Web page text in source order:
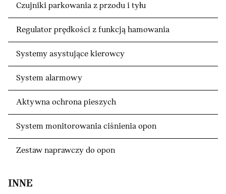
Czujniki parkowania z przodu i tyłu
Regulator prędkości z funkcją hamowania
Systemy asystujące kierowcy
System alarmowy
Aktywna ochrona pieszych
System monitorowania ciśnienia opon
Zestaw naprawczy do opon
INNE